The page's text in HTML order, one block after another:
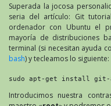
Superada la jocosa
seria del artículo: Git
ordenador con Ubuntu el
mayoría de distribuciones
terminal (si necesitan ayuda
bash) y tecleamos lo siguiente:
sudo apt-get install
Introducimos nuestra